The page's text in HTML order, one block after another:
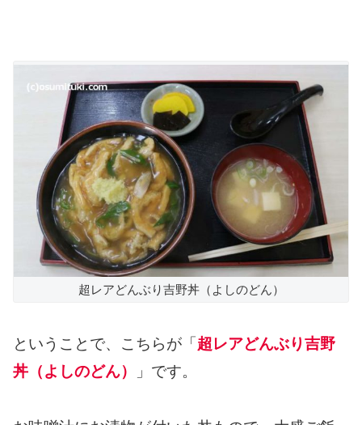
超レアどんぶり吉野丼（よしのどん）
ということで、こちらが「 超レアどんぶり吉野
丼（よしのどん）
」です。